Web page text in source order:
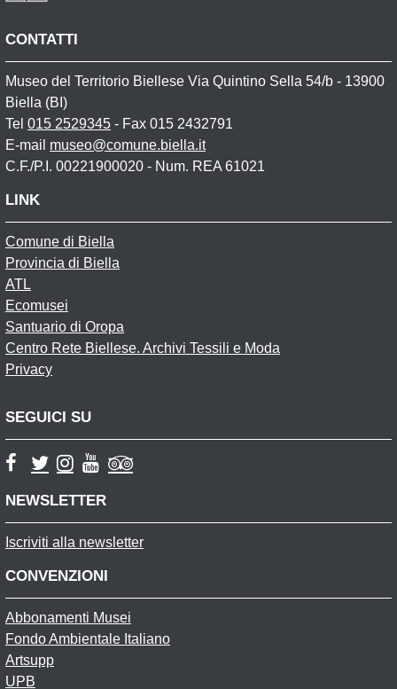
CONTATTI
Museo del Territorio Biellese Via Quintino Sella 54/b - 13900
Biella (BI)
Tel 015 2529345 - Fax 015 2432791
E-mail museo@comune.biella.it
C.F./P.I. 00221900020 - Num. REA 61021
LINK
Comune di Biella
Provincia di Biella
ATL
Ecomusei
Santuario di Oropa
Centro Rete Biellese. Archivi Tessili e Moda
Privacy
SEGUICI SU
NEWSLETTER
Iscriviti alla newsletter
CONVENZIONI
Abbonamenti Musei
Fondo Ambientale Italiano
Artsupp
UPB